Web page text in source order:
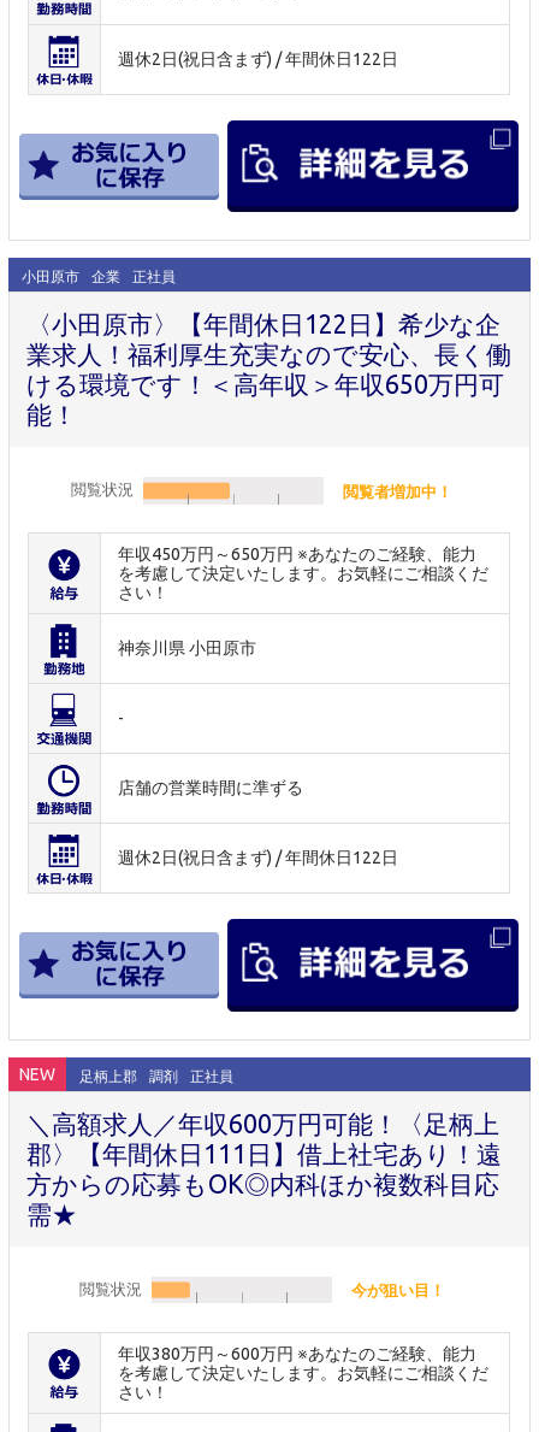
週休2日(祝日含まず) / 年間休日122日
小田原市 企業 正社員
〈小田原市〉【年間休日122日】希少な企
業求人！福利厚生充実なので安心、長く働
ける環境です！＜高年収＞年収650万円可
能！
閲覧状況 閲覧者増加中！
年収450万円～650万円 ※あなたのご経験、能力
を考慮して決定いたします。お気軽にご相談くだ
さい！
神奈川県 小田原市
-
店舗の営業時間に準ずる
週休2日(祝日含まず) / 年間休日122日
NEW 足柄上郡 調剤 正社員
＼高額求人／年収600万円可能！〈足柄上
郡〉【年間休日111日】借上社宅あり！遠
方からの応募もOK◎内科ほか複数科目応
需★
閲覧状況 今が狙い目！
年収380万円～600万円 ※あなたのご経験、能力
を考慮して決定いたします。お気軽にご相談くだ
さい！